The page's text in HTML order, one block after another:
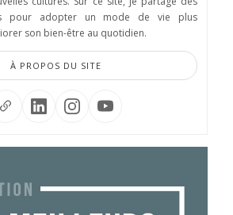
pour adopter un mode de vie plus
son bien-être au quotidien.
À PROPOS DU SITE